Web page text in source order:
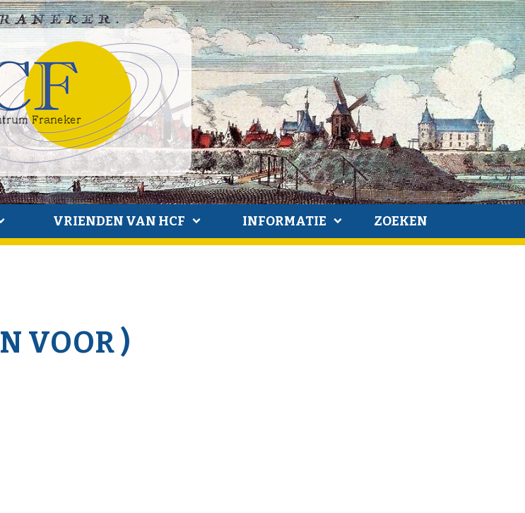
VRIENDEN VAN HCF INFORMATIE ZOEKEN
VOOR )